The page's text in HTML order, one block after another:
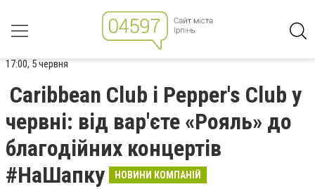
17:00, 5 червня
Caribbean Club і Pepper's Club у
червні: від вар'єте «Рояль» до
благодійних концертів
#НаШапку
НОВИНИ КОМПАНІЙ